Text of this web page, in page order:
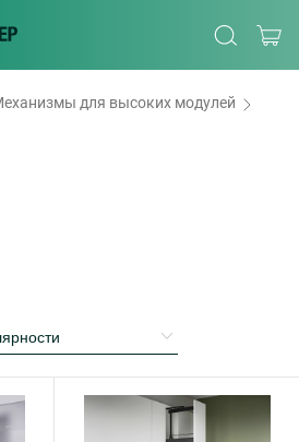
для высоких модулей